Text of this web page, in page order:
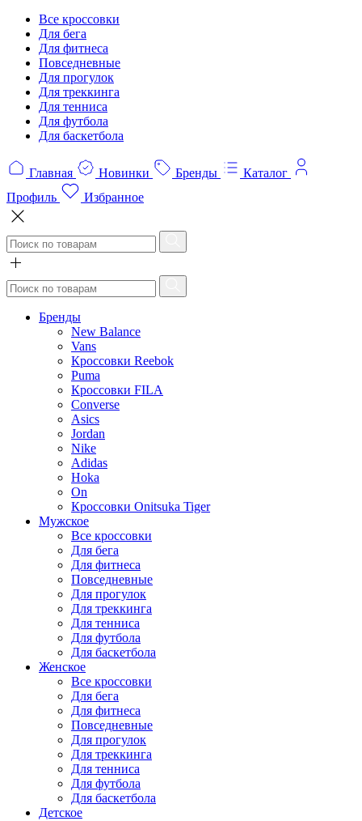
Все кроссовки
Для бега
Для фитнеса
Повседневные
Для прогулок
Для треккинга
Для тенниса
Для футбола
Для баскетбола
Главная Новинки Бренды
Каталог
Профиль
Избранное
Бренды
New Balance
Vans
Кроссовки Reebok
Puma
Кроссовки FILA
Converse
Asics
Jordan
Nike
Adidas
Hoka
On
Кроссовки Onitsuka Tiger
Мужское
Все кроссовки
Для бега
Для фитнеса
Повседневные
Для прогулок
Для треккинга
Для тенниса
Для футбола
Для баскетбола
Женское
Все кроссовки
Для бега
Для фитнеса
Повседневные
Для прогулок
Для треккинга
Для тенниса
Для футбола
Для баскетбола
Детское